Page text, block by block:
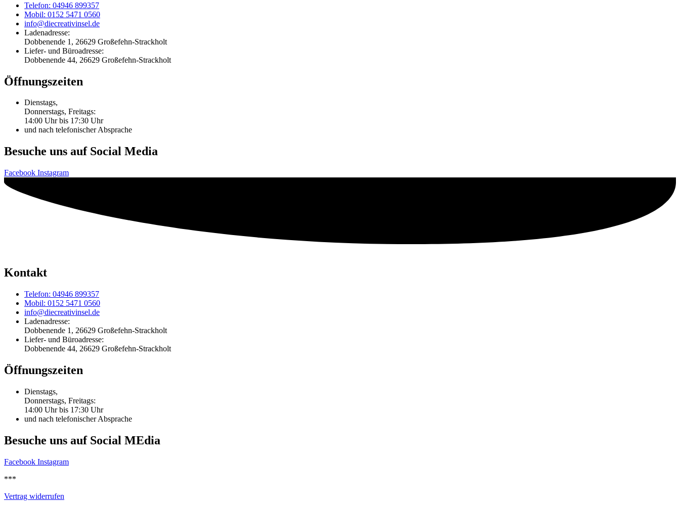
Telefon: 04946 899357
Mobil: 0152 5471 0560
info@diecreativinsel.de
Ladenadresse:
Dobbenende 1, 26629 Großefehn-Strackholt
Liefer- und Büroadresse:
Dobbenende 44, 26629 Großefehn-Strackholt
Öffnungszeiten
Dienstags,
Donnerstags, Freitags:
14:00 Uhr bis 17:30 Uhr
und nach telefonischer Absprache
Besuche uns auf Social Media
Facebook Instagram
Kontakt
Telefon: 04946 899357
Mobil: 0152 5471 0560
info@diecreativinsel.de
Ladenadresse:
Dobbenende 1, 26629 Großefehn-Strackholt
Liefer- und Büroadresse:
Dobbenende 44, 26629 Großefehn-Strackholt
Öffnungszeiten
Dienstags,
Donnerstags, Freitags:
14:00 Uhr bis 17:30 Uhr
und nach telefonischer Absprache
Besuche uns auf Social MEdia
Facebook Instagram
***
Vertrag widerrufen